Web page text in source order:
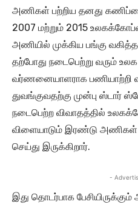
அணிகள் பற்றிய தனது கணிப்பை
2007 மற்றும் 2015
அணியில் முக்கிய பங்கு
தற்போது நடைபெற்று வரும்
வர்ணனையாளராக பணியாற்றி
துவங்குவதற்கு முன்பு ஸ்டார்
நடைபெற்ற விவாதத்தில்
விளையாடும் இரண்டு அணிகள்
செய்து இருக்கிறார்.
-
இது தொடர்பாக